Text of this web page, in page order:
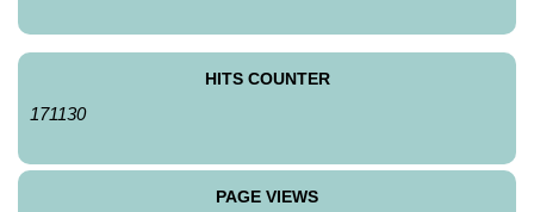
HITS COUNTER
171130
PAGE VIEWS